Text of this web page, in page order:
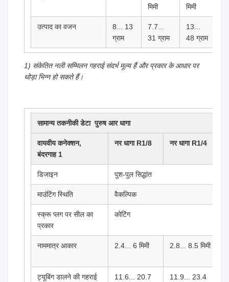
मिमी
मिमी
उत्पाद का वजन
8... 13
ग्राम
7.7...
31 ग्राम
13...
48 ग्राम
1) संकेतित नली सम्मिलन गहराई संदर्भ मूल्य हैं और प्रकार के आधार पर
थोड़ा भिन्न हो सकते हैं।
सामान्य तकनीकी डेटा ️ पुरुष आर धागा
वायवीय कनेक्शन,
बंदरगाह 1
नर धागा R1/8 नर धागा R1/4
डिजाइन पुश-पुल सिद्धांत
माउंटिंग स्थिति वैकल्पिक
स्क्रू प्लग पर सील का
प्रकार
कोटिंग
नाममात्र आकार 2.4... 6 मिमी 2.8... 8.5 मिमी
ट्यूबिंग डालने की गहराई 11.6... 20.7 11.9... 23.4